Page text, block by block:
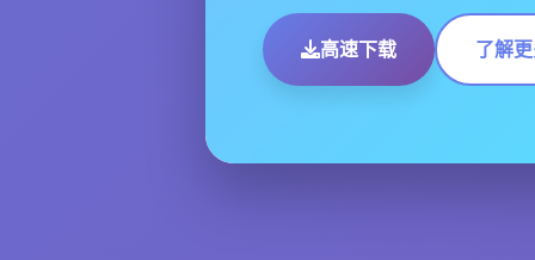
高速下载 了解